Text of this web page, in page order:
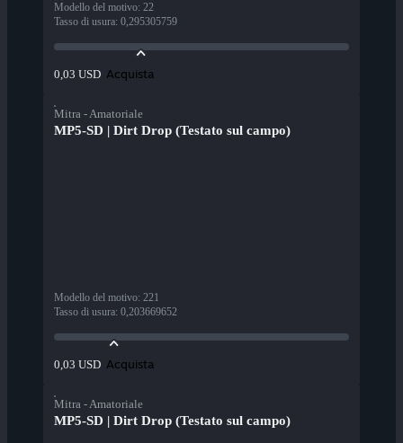
Modello del motivo: 22
Tasso di usura: 0,295305759
0,03 USD Acquista
Mitra - Amatoriale
MP5-SD | Dirt Drop (Testato sul campo)
Modello del motivo: 221
Tasso di usura: 0,203669652
0,03 USD Acquista
Mitra - Amatoriale
MP5-SD | Dirt Drop (Testato sul campo)